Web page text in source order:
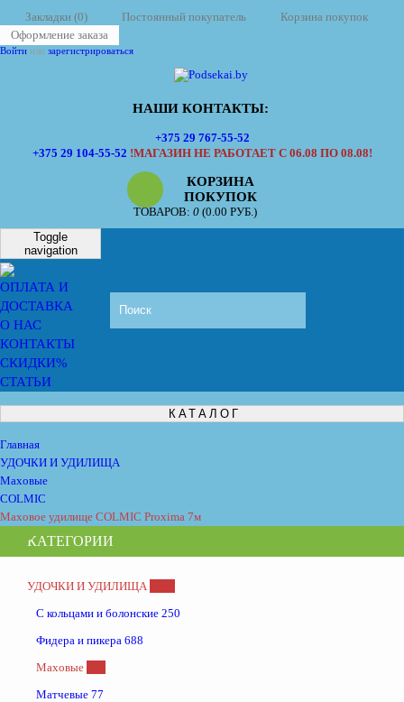
Закладки (0) Постоянный покупатель
Корзина покупок
Оформление заказа
Войти или зарегистрироваться
НАШИ КОНТАКТЫ:
+375 29 767-55-52
+375 29 104-55-52 !МАГАЗИН НЕ РАБОТАЕТ С 06.08 ПО 08.08!
КОРЗИНА
ПОКУПОК
ТОВАРОВ: 0 (0.00 РУБ.)
Toggle
navigation
ОПЛАТА И
ДОСТАВКА
О НАС
КОНТАКТЫ
СКИДКИ%
СТАТЬИ
КАТАЛОГ
Главная
УДОЧКИ И УДИЛИЩА
Маховые
COLMIC
Маховое удилище COLMIC Proxima 7м
КАТЕГОРИИ
УДОЧКИ И УДИЛИЩА
С кольцами и болонские 250
Фидера и пикера 688
Маховые
Матчевые 77